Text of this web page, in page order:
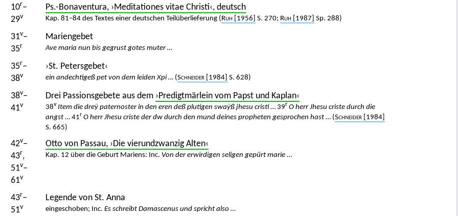
10r–
29v
Ps.-Bonaventura, ›Meditationes vitae Christi‹, deutsch
Kap. 81–84 des Textes einer deutschen Teilüberlieferung (Ruh[1956] S. 270; Ruh[1987] Sp. 288)
31v–
35r
Mariengebet
Ave maria nun bis gegrust gotes muter …
35r–
38v
›St. Petersgebet‹
ein andechtigeß pet von dem leiden Xpi …(Schneider[1984] S. 628)
38v–
41v
Drei Passionsgebete aus dem ›Predigtmärlein vom Papst und Kaplan‹
38v Item die dreÿ paternoster in den eren deß plutigen swaÿß jhesu cristi… 39r O herr Jhesu criste durch die
angst… 41r O herr Jhesu criste der dw durch den mund deines propheten gesprochen hast… (Schneider[1984]
S. 665)
42v–
43r,
51v–
61v
Otto von Passau, ›Die vierundzwanzig Alten‹
Kap. 12 über die Geburt Mariens: Inc. Von der erwirdigen seligen gepűrt marie…
43r–
51v
Legende von St. Anna
eingeschoben; Inc. Es schreibt Damascenus und spricht also …